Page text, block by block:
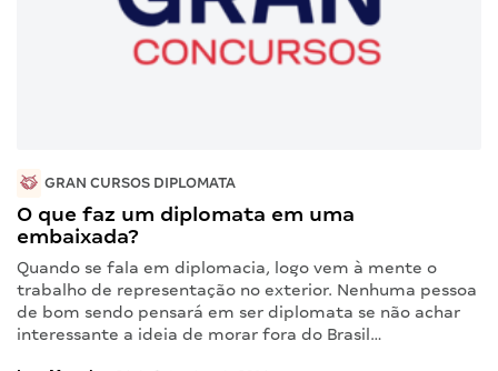
GRAN CURSOS DIPLOMATA
O que faz um diplomata em uma
embaixada?
Quando se fala em diplomacia, logo vem à mente o
trabalho de representação no exterior. Nenhuma pessoa
de bom sendo pensará em ser diplomata se não achar
interessante a ideia de morar fora do Brasil…